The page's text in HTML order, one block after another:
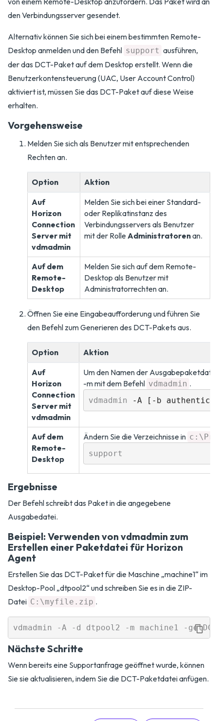
den Verbindungsserver gesendet.
Alternativ können Sie sich bei einem bestimmten Remote-
Desktop anmelden und den Befehl support ausführen,
der das DCT-Paket auf dem Desktop erstellt. Wenn die
Benutzerkontensteuerung (UAC, User Account Control)
aktiviert ist, müssen Sie das DCT-Paket auf diese Weise
erhalten.
Vorgehensweise
Melden Sie sich als Benutzer mit entsprechenden
Rechten an.
Option Aktion
Auf
Horizon
Connection
Server mit
vdmadmin
Melden Sie sich bei einer Standard-
oder Replikatinstanz des
Verbindungsservers als Benutzer
mit der RolleAdministratorenan.
Auf dem
Remote-
Desktop
Melden Sie sich auf dem Remote-
Desktop als Benutzer mit
Administratorrechten an.
Öffnen Sie eine Eingabeaufforderung und führen Sie
den Befehl zum Generieren des DCT-Pakets aus.
Option Aktion
Auf
Horizon
Connection
Server mit
vdmadmin
Um den Namen der
-m mit dem Befehl vdmadmin .
vdmadmin -A [-b
Auf dem
Remote-
Desktop
Ändern Sie die Verzeichnisse in
support
Ergebnisse
Der Befehl schreibt das Paket in die angegebene
Ausgabedatei.
Beispiel: Verwenden von vdmadmin zum
Erstellen einer Paketdatei für Horizon
Agent
Erstellen Sie das DCT-Paket für die Maschine „machine1“ im
Desktop-Pool „dtpool2“ und schreiben Sie es in die ZIP-
Datei C:\myfile.zip .
Nächste Schritte
Wenn bereits eine Supportanfrage geöffnet wurde, können
Sie sie aktualisieren, indem Sie die DCT-Paketdatei anfügen.